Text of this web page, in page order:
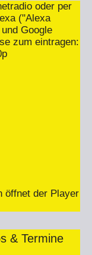
oder per
("Alexa
Google
zum eintragen:
öffnet der Player
& Termine